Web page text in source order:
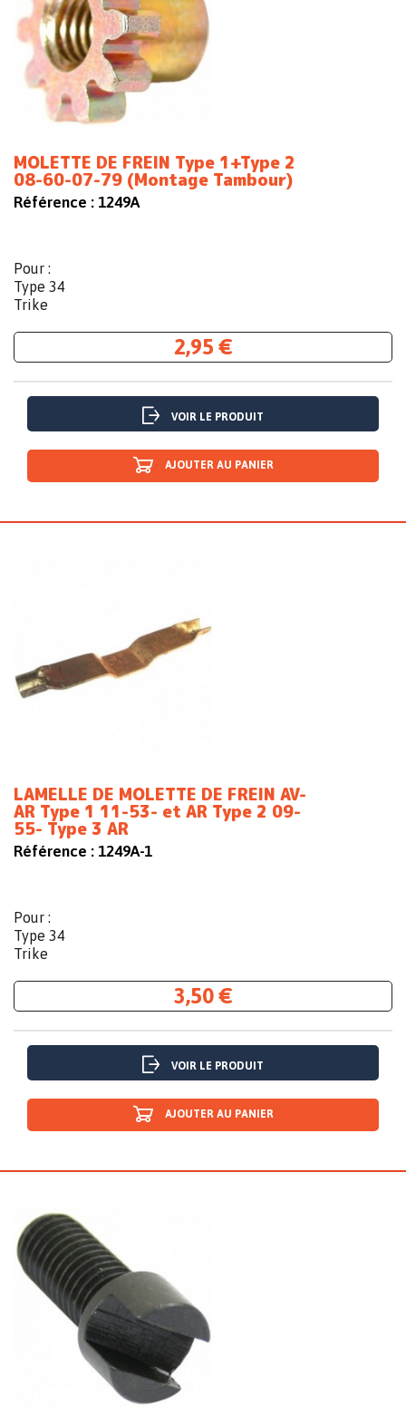
MOLETTE DE FREIN Type 1+Type 2
08-60-07-79 (Montage Tambour)
Référence : 1249A
Pour :
Type 34
Trike
2,95 €
VOIR LE PRODUIT
AJOUTER AU PANIER
LAMELLE DE MOLETTE DE FREIN AV-
AR Type 1 11-53- et AR Type 2 09-
55- Type 3 AR
Référence : 1249A-1
Pour :
Type 34
Trike
3,50 €
VOIR LE PRODUIT
AJOUTER AU PANIER